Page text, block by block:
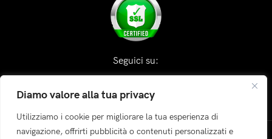
Diamo valore alla tua privacy
Utilizziamo i cookie per migliorare la tua esperienza di
navigazione, offrirti pubblicità o contenuti personalizzati e
Seguici su: